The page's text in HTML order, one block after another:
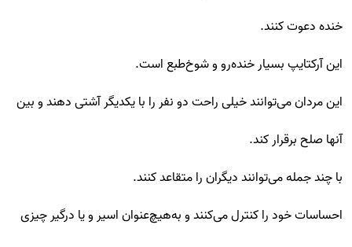
خنده دعوت کنند.
این آرکتایپ بسیار خنده‌رو و شوخ‌طبع است.
این مردان می‌توانند خیلی راحت دو نفر را با یکدیگر آشتی دهند و بین
آنها صلح برقرار کند.
با چند جمله می‌توانند دیگران را متقاعد کنند.
احساسات خود را کنترل می‌کنند و به‌هیچ‌عنوان اسیر و یا درگیر چیزی